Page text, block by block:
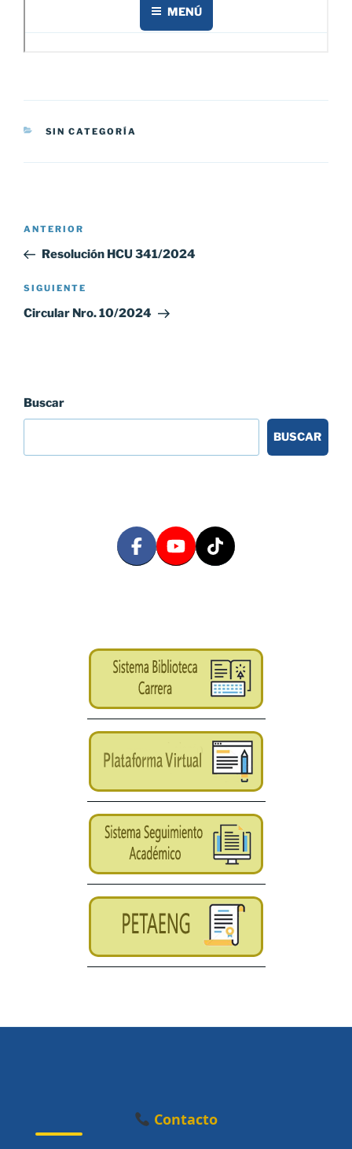
CATEGORÍAS
SIN CATEGORÍA
Navegación
entradas
Entrada
anterior:
ANTERIOR
Resolución HCU 341/2024
Siguiente
entrada
SIGUIENTE
Circular Nro. 10/2024
Buscar
BUSCAR
Contacto